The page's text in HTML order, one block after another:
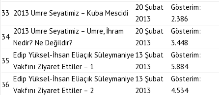
33 2013 Umre Seyatimiz – Kuba Mescidi
20 Şubat
2013
Gösterim:
2.386
34
2013 Umre Seyatimiz – Umre, İhram
Nedir? Ne Değildir?
20 Şubat
2013
Gösterim:
3.448
35
Edip Yüksel-İhsan Eliaçık Süleymaniye
Vakfını Ziyaret Ettiler – 1
13 Şubat
2013
Gösterim:
5.884
36
Edip Yüksel-İhsan Eliaçık Süleymaniye
Vakfını Ziyaret Ettiler – 2
13 Şubat
2013
Gösterim:
4.534